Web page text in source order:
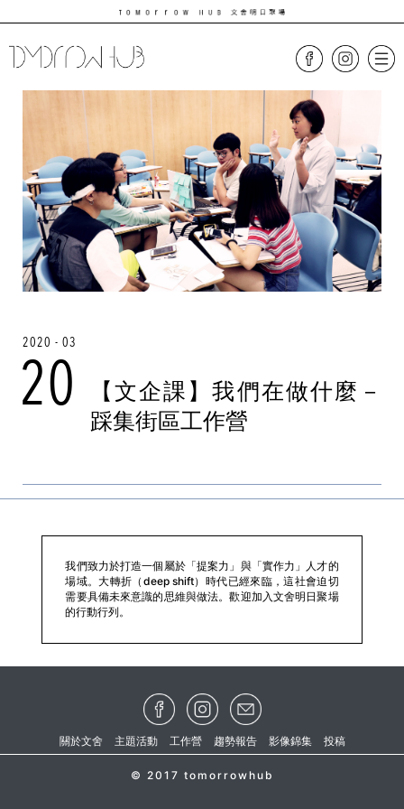
2020 - 03
20
【文企課】我們在做什麼－
踩集街區工作營
我們致力於打造一個屬於「提案力」與「實作力」人才的
場域。大轉折（deep shift）時代已經來臨，這社會迫切
需要具備未來意識的思維與做法。歡迎加入文舍明日聚場
的行動行列。
關於文舍 主題活動 工作營 趨勢報告 影像錦集 投稿
© 2017 tomorrowhub